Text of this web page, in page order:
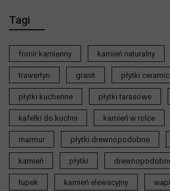
Tagi
fornir kamienny kamień naturalny
trawertyn granit płytki
płytki kuchenne płytki tarasowe
kafelki do kuchni kamień w rolce
marmur płytki drewnopodobne
kamień płytki
łupek kamień elewacyjny